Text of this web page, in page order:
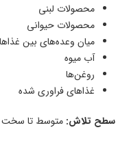
محصولات لبنی
محصولات حیوانی
میان وعده‌های بین غذاها
آب‌ میوه
روغن‌ها
غذاهای فراوری شده
سطح تلاش: متوسط تا سخت